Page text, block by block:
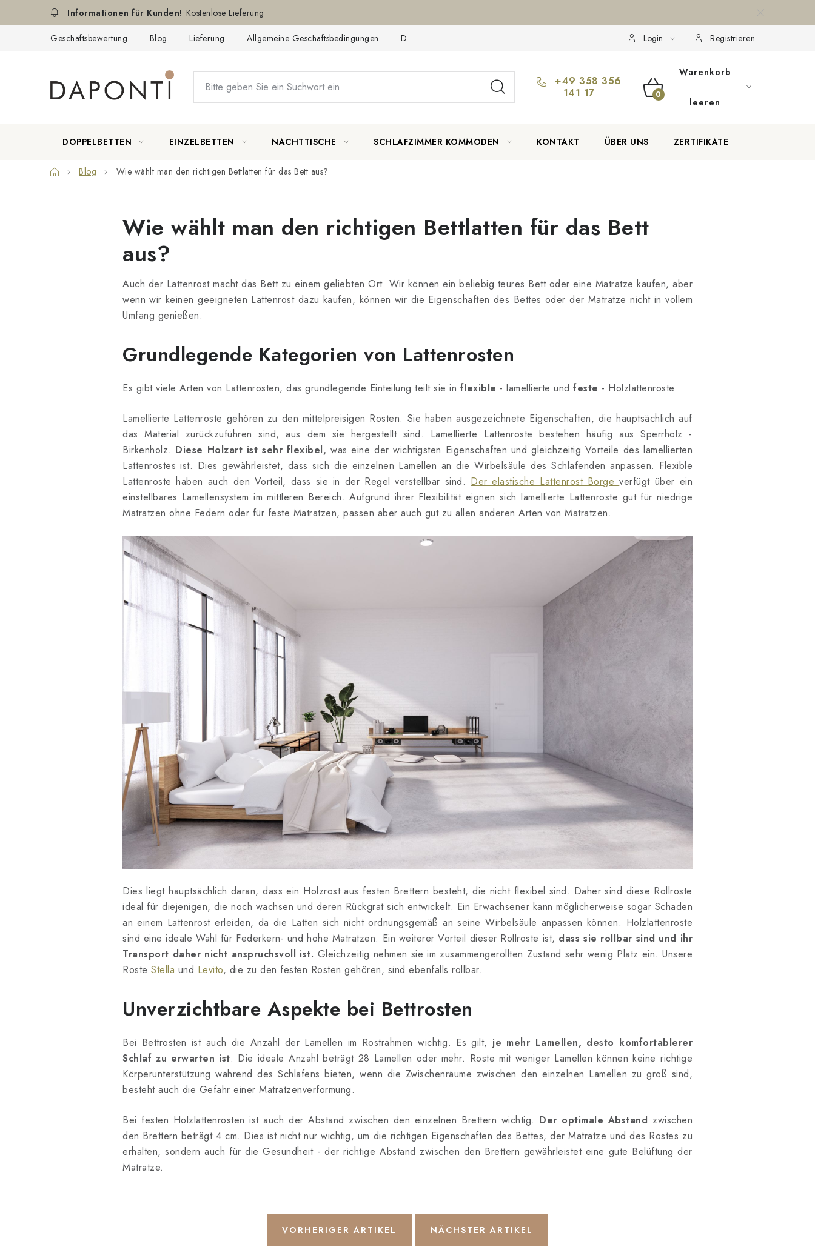
Kostenlose Lieferung
Geschäftsbewertung Blog Lieferung Allgemeine Geschäftsbedingungen Datenschutzerklärung Reklamation und Rücksendung der Ware Über uns Zahlungsmethoden
Login Registrieren
+49 358 356
141 17
WARENKORB
Warenkorb
leeren
DOPPELBETTEN EINZELBETTEN NACHTTISCHE SCHLAFZIMMER KOMMODEN KONTAKT ÜBER UNS ZERTIFIKATE
Startseite
Blog Wie wählt man den richtigen Bettlatten für das Bett aus?
Wie wählt man den richtigen Bettlatten für das Bett
aus?
Auch der Lattenrost macht das Bett zu einem geliebten Ort. Wir können ein beliebig teures Bett oder eine Matratze kaufen, aber
wenn wir keinen geeigneten Lattenrost dazu kaufen, können wir die Eigenschaften des Bettes oder der Matratze nicht in vollem
Umfang genießen.
Grundlegende Kategorien von Lattenrosten
Es gibt viele Arten von Lattenrosten, das grundlegende Einteilung teilt sie in flexible - lamellierte und feste - Holzlattenroste.
Lamellierte Lattenroste gehören zu den mittelpreisigen Rosten. Sie haben ausgezeichnete Eigenschaften, die hauptsächlich auf
das Material zurückzuführen sind, aus dem sie hergestellt sind. Lamellierte Lattenroste bestehen häufig aus Sperrholz -
Birkenholz. Diese Holzart ist sehr flexibel, was eine der wichtigsten Eigenschaften und gleichzeitig Vorteile des lamellierten
Lattenrostes ist. Dies gewährleistet, dass sich die einzelnen Lamellen an die Wirbelsäule des Schlafenden anpassen. Flexible
Lattenroste haben auch den Vorteil, dass sie in der Regel verstellbar sind. Der elastische Lattenrost Borgeverfügt über ein
einstellbares Lamellensystem im mittleren Bereich. Aufgrund ihrer Flexibilität eignen sich lamellierte Lattenroste gut für niedrige
Matratzen ohne Federn oder für feste Matratzen, passen aber auch gut zu allen anderen Arten von Matratzen.
Dies liegt hauptsächlich daran, dass ein Holzrost aus festen Brettern besteht, die nicht flexibel sind. Daher sind diese Rollroste
ideal für diejenigen, die noch wachsen und deren Rückgrat sich entwickelt. Ein Erwachsener kann möglicherweise sogar Schaden
an einem Lattenrost erleiden, da die Latten sich nicht ordnungsgemäß an seine Wirbelsäule anpassen können. Holzlattenroste
sind eine ideale Wahl für Federkern- und hohe Matratzen. Ein weiterer Vorteil dieser Rollroste ist, dass sie rollbar sind und ihr
Transport daher nicht anspruchsvoll ist. Gleichzeitig nehmen sie im zusammengerollten Zustand sehr wenig Platz ein. Unsere
Roste Stella und Levito, die zu den festen Rosten gehören, sind ebenfalls rollbar.
Unverzichtbare Aspekte bei Bettrosten
Bei Bettrosten ist auch die Anzahl der Lamellen im Rostrahmen wichtig. Es gilt, je mehr Lamellen, desto komfortablerer
Schlaf zu erwarten ist. Die ideale Anzahl beträgt 28 Lamellen oder mehr. Roste mit weniger Lamellen können keine richtige
Körperunterstützung während des Schlafens bieten, wenn die Zwischenräume zwischen den einzelnen Lamellen zu groß sind,
besteht auch die Gefahr einer Matratzenverformung.
Bei festen Holzlattenrosten ist auch der Abstand zwischen den einzelnen Brettern wichtig. Der optimale Abstand zwischen
den Brettern beträgt 4 cm. Dies ist nicht nur wichtig, um die richtigen Eigenschaften des Bettes, der Matratze und des Rostes zu
erhalten, sondern auch für die Gesundheit - der richtige Abstand zwischen den Brettern gewährleistet eine gute Belüftung der
Matratze.
VORHERIGER ARTIKEL NÄCHSTER ARTIKEL